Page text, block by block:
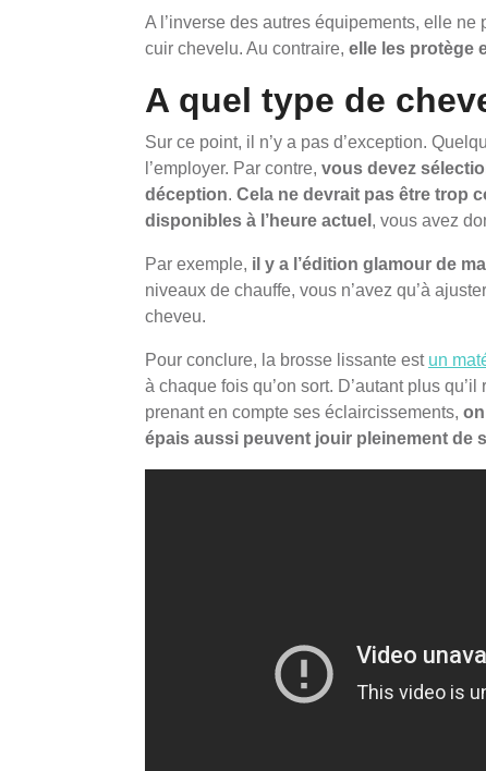
A l’inverse des autres équipements, elle
cuir chevelu. Au contraire, elle les protège
A quel type de
Sur ce point, il n’y a pas d’exception.
l’employer. Par contre, vous devez
déception. Cela ne devrait pas être trop
disponibles à l’heure actuel , vous avez
Par exemple, il y a l’édition glamour de
niveaux de chauffe, vous n’avez qu’à
cheveu.
Pour conclure, la brosse lissante est un
à chaque fois qu’on sort. D’autant plus
prenant en compte ses éclaircissements,
épais aussi peuvent jouir pleinement de